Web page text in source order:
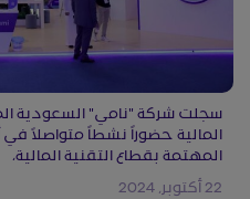
سجلت شركة "نامي" السعودية
المالية حضوراً نشطاً متواصلاً في
المهتمة بقطاع التقنية المالية،
22 أكتوبر, 2024